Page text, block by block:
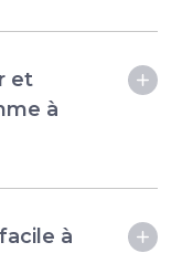
et
à
à